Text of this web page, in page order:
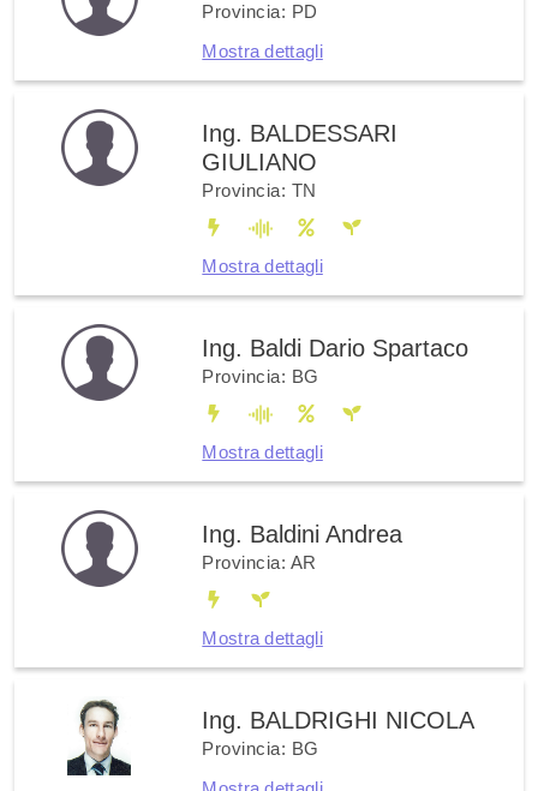
Provincia: PD
Mostra dettagli
Ing. BALDESSARI
GIULIANO
Provincia: TN
Mostra dettagli
Ing. Baldi Dario Spartaco
Provincia: BG
Mostra dettagli
Ing. Baldini Andrea
Provincia: AR
Mostra dettagli
Ing. BALDRIGHI NICOLA
Provincia: BG